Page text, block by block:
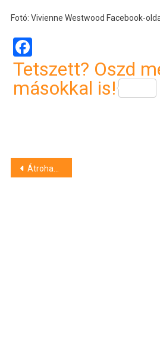
Fotó: Vivienne Westwood Facebook-
Facebook
Tetszett? Oszd
másokkal is!
Bejegyzés
Átrohant a kórház üvegajtaján Zámbó Krisztián